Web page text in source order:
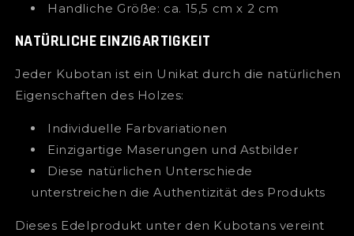
Handliche Größe: ca. 15,5 cm x 2 cm
NATÜRLICHE EINZIGARTIGKEIT
Jeder Kubotan ist ein Unikat durch die natürlichen
Eigenschaften des Holzes:
Individuelle Farbvariationen
Einzigartige Maserungen und Astbilder
Diese natürlichen Unterschiede
unterstreichen die Authentizität des Produkts
Dieses Edelprodukt unter den Kubotans vereint